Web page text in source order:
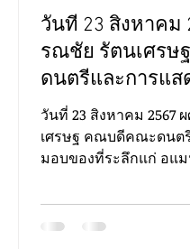
วันที่ 23 สิงหาคม
รณชัย รัตนเศรษ
ดนตรีและการแส
ระลึกแก่ อแมนดา
(Amanda Nell
ตัวแทนจากทาง
วันที่ 23 สิงหาคม 2567
เศรษฐ คณบดีคณะดนต
มอบของที่ระลึกแก่ อแม